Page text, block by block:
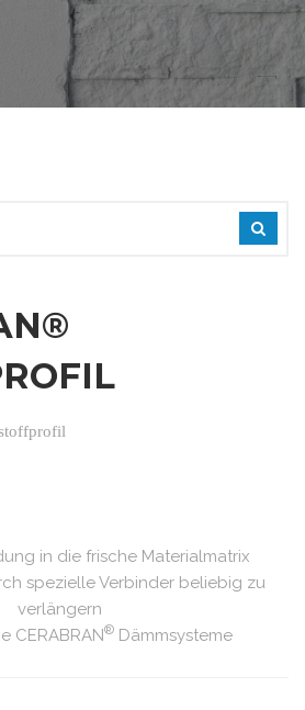
in die frische Materialmatrix
spezielle Verbinder beliebig zu
verlängern
CERABRAN®Dämmsysteme